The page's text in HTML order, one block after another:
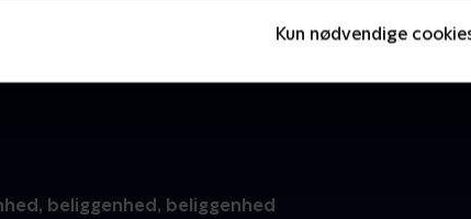
Kun nødvendige
beliggenhed, beliggenhed